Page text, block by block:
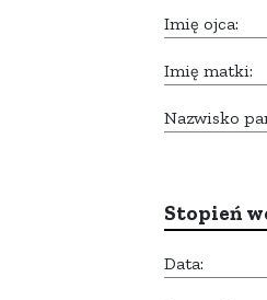
Imię ojca:
Imię matki:
Nazwisko
Stopień
Data: